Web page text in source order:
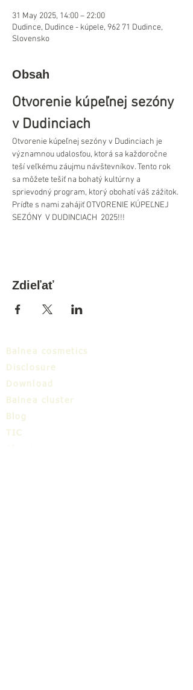
31 May 2025, 14:00 – 22:00
Dudince, Dudince - kúpele, 962 71 Dudince,
Slovensko
Obsah
Otvorenie kúpeľnej sezóny
v Dudinciach
Otvorenie kúpeľnej sezóny v Dudinciach je
významnou udalosťou, ktorá sa každoročne
teší veľkému záujmu návštevníkov. Tento rok
sa môžete tešiť na bohatý kultúrny a
sprievodný program, ktorý obohatí váš zážitok.
Príďte s nami zahájiť OTVORENIE KÚPEĽNEJ
SEZÓNY  V DUDINCIACH  2025!!!
Zdieľať
Balnea cosmetics
Disclosure
Download
Balnea cluster
Blog
TIC